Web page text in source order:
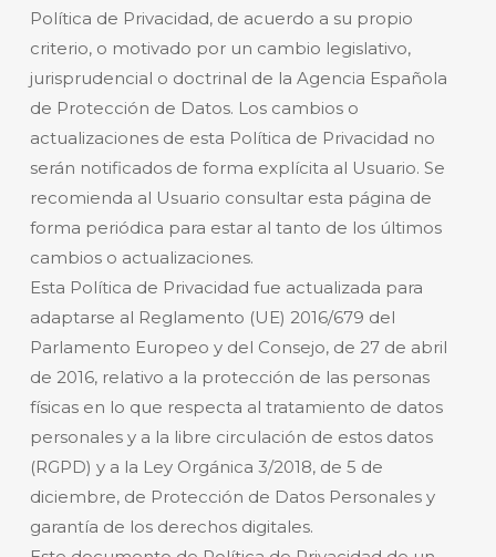
Política de Privacidad, de acuerdo a su propio
criterio, o motivado por un cambio legislativo,
jurisprudencial o doctrinal de la Agencia Española
de Protección de Datos. Los cambios o
actualizaciones de esta Política de Privacidad no
serán notificados de forma explícita al Usuario. Se
recomienda al Usuario consultar esta página de
forma periódica para estar al tanto de los últimos
cambios o actualizaciones.
Esta Política de Privacidad fue actualizada para
adaptarse al Reglamento (UE) 2016/679 del
Parlamento Europeo y del Consejo, de 27 de abril
de 2016, relativo a la protección de las personas
físicas en lo que respecta al tratamiento de datos
personales y a la libre circulación de estos datos
(RGPD) y a la Ley Orgánica 3/2018, de 5 de
diciembre, de Protección de Datos Personales y
garantía de los derechos digitales.